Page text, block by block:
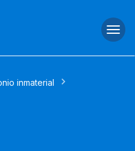
inmaterial